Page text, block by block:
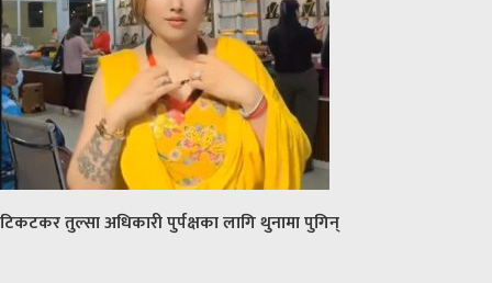
टिकटकर तुल्सा अधिकारी पुर्पक्षका लागि थुनामा पुगिन्